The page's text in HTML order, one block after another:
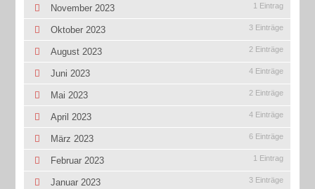
November 2023 1 Eintrag
Oktober 2023 3 Einträge
August 2023 2 Einträge
Juni 2023 4 Einträge
Mai 2023 2 Einträge
April 2023 4 Einträge
März 2023 6 Einträge
Februar 2023 1 Eintrag
Januar 2023 3 Einträge